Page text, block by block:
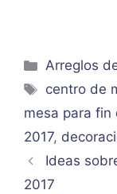
Categorías
Arreglos
Etiquetas
centro de
mesa para fin
2017,
Ideas
2017